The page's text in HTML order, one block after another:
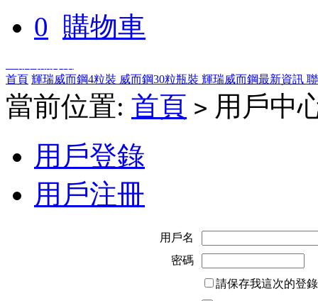
0 購物車
首頁 輝瑞威而鋼4粒裝 威而鋼30粒瓶裝 輝瑞威而鋼最新資訊
當前位置: 首頁 > 用戶中
用戶登錄
用戶注冊
用戶名
密碼
請保存我這次的登